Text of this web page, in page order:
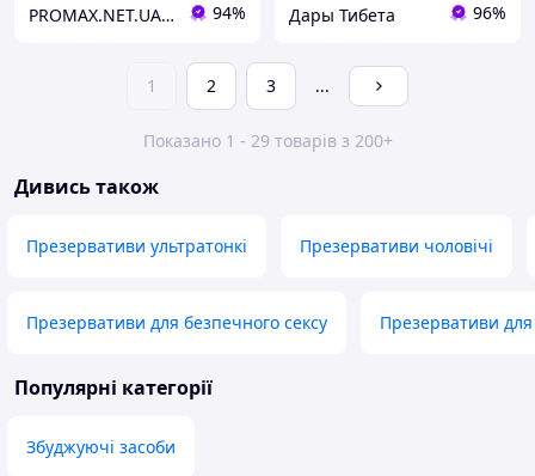
PROMAX.NET.UA - Інтернет-магазин м.Дніпро. 94% Дары Тибета 96%
1 2 3 ...
Показано 1 - 29 товарів з 200+
Дивись також
Презервативи ультратонкі Презервативи чоловічі
Презервативи для безпечного сексу Презервативи
Популярні категорії
Збуджуючі засоби